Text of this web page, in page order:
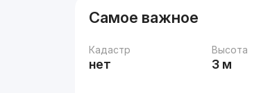
Самое важное
Кадастр
нет
Высота
3 м